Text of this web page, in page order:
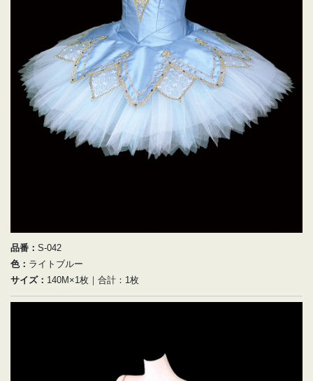
品番： S-042
色： ライトブルー
サイズ： 140M×1枚｜合計：1枚